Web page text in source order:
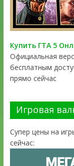
Купить ГТА 5
Официальная
бесплатным
прямо сейчас
Игровая
Супер цены на
сейчас: